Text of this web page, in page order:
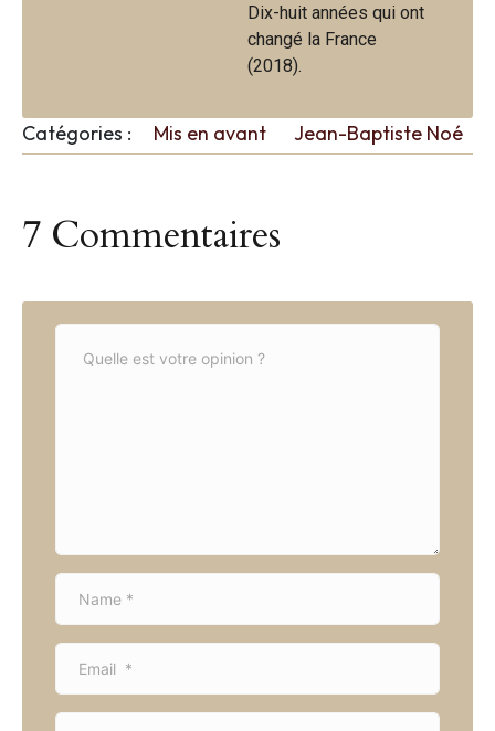
Dix-huit années qui ont
changé la France
(2018).
Catégories : Mis en avant Jean-Baptiste Noé
7 Commentaires
C
N
m
*
E
a
S